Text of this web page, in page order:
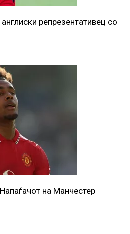
репрезентативец со
на Манчестер